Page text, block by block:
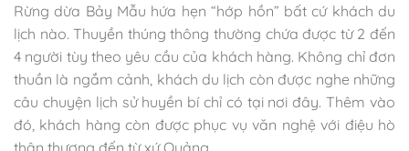
Rừng dừa Bảy Mẫu hứa hẹn “hớp hồn” bất cứ khách du
lịch nào. Thuyền thúng thông thường chứa được từ 2 đến
4 người tùy theo yêu cầu của khách hàng. Không chỉ đơn
thuần là ngắm cảnh, khách du lịch còn được nghe những
câu chuyện lịch sử huyền bí chỉ có tại nơi đây. Thêm vào
đó, khách hàng còn được phục vụ văn nghệ với điệu hò
thân thương đến từ xứ Quảng.